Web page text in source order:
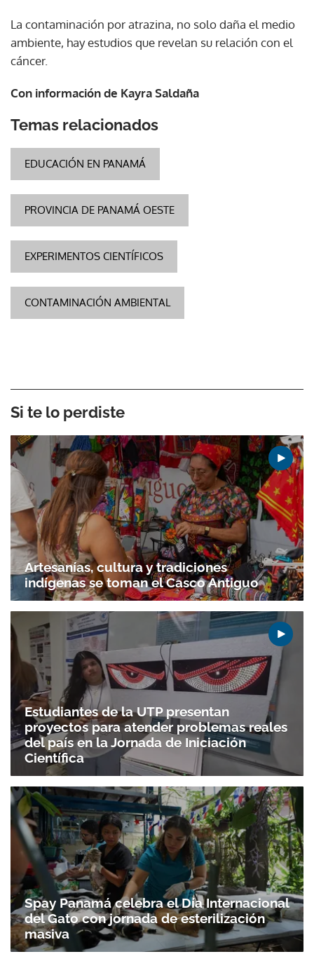
La contaminación por atrazina, no solo daña el medio
ambiente, hay estudios que revelan su relación con el
cáncer.
Con información de Kayra Saldaña
Temas relacionados
EDUCACIÓN EN PANAMÁ
PROVINCIA DE PANAMÁ OESTE
EXPERIMENTOS CIENTÍFICOS
CONTAMINACIÓN AMBIENTAL
Si te lo perdiste
Artesanías, cultura y tradiciones
indígenas se toman el Casco Antiguo
Estudiantes de la UTP presentan
proyectos para atender problemas reales
del país en la Jornada de Iniciación
Científica
Spay Panamá celebra el Día Internacional
del Gato con jornada de esterilización
masiva